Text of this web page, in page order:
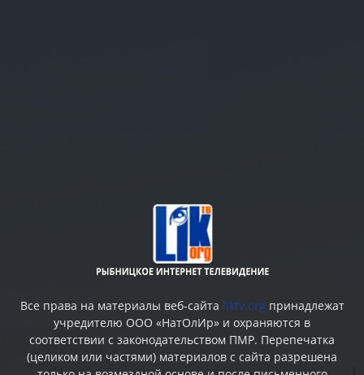
Все права на материалы веб-сайта liktv.org принадлежат
учредителю ООО «НатОлИр» и охраняются в
соответствии с законодательством ПМР. Перепечатка
(целиком или частями) материалов c сайта разрешена